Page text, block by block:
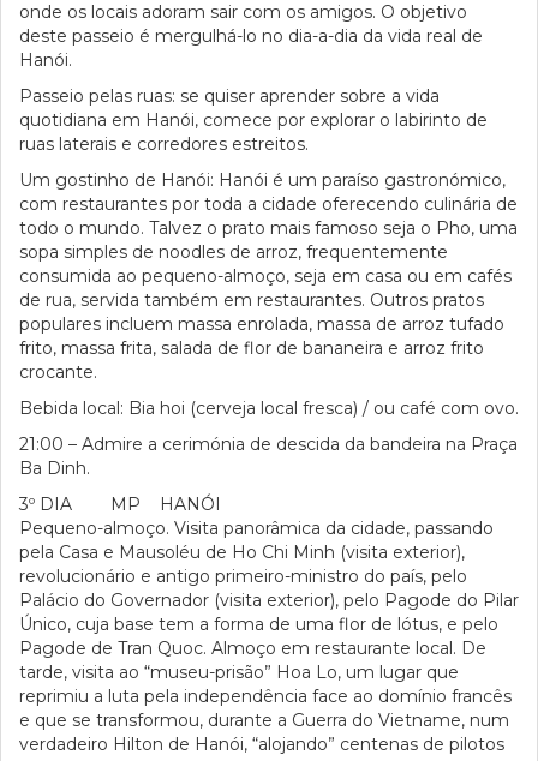
onde os locais adoram sair com os amigos. O objetivo
deste passeio é mergulhá-lo no dia-a-dia da vida real de
Hanói.
Passeio pelas ruas: se quiser aprender sobre a vida
quotidiana em Hanói, comece por explorar o labirinto de
ruas laterais e corredores estreitos.
Um gostinho de Hanói: Hanói é um paraíso gastronómico,
com restaurantes por toda a cidade oferecendo culinária de
todo o mundo. Talvez o prato mais famoso seja o Pho, uma
sopa simples de noodles de arroz, frequentemente
consumida ao pequeno-almoço, seja em casa ou em cafés
de rua, servida também em restaurantes. Outros pratos
populares incluem massa enrolada, massa de arroz tufado
frito, massa frita, salada de flor de bananeira e arroz frito
crocante.
Bebida local: Bia hoi (cerveja local fresca) / ou café com ovo.
21:00 – Admire a cerimónia de descida da bandeira na Praça
Ba Dinh.
3º DIA MP HANÓI
Pequeno-almoço. Visita panorâmica da cidade, passando
pela Casa e Mausoléu de Ho Chi Minh (visita exterior),
revolucionário e antigo primeiro-ministro do país, pelo
Palácio do Governador (visita exterior), pelo Pagode do Pilar
Único, cuja base tem a forma de uma flor de lótus, e pelo
Pagode de Tran Quoc. Almoço em restaurante local. De
tarde, visita ao “museu-prisão” Hoa Lo, um lugar que
reprimiu a luta pela independência face ao domínio francês
e que se transformou, durante a Guerra do Vietname, num
verdadeiro Hilton de Hanói, “alojando” centenas de pilotos